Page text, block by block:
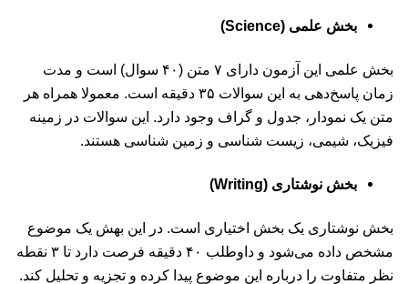
بخش علمی (Science)
بخش علمی این آزمون دارای ۷ متن (۴۰ سوال) است و مدت
زمان پاسخ‌دهی به این سوالات ۳۵ دقیقه است. معمولا همراه هر
متن یک نمودار، جدول و گراف وجود دارد. این سوالات در زمینه
فیزیک، شیمی، زیست شناسی و زمین شناسی هستند.
بخش نوشتاری (Writing)
بخش نوشتاری یک بخش اختیاری است. در این بهش یک موضوع
مشخص داده می‌شود و داوطلب ۴۰ دقیقه فرصت دارد تا ۳ نقطه
نظر متفاوت را درباره این موضوع پیدا کرده و تجزیه و تحلیل کند.